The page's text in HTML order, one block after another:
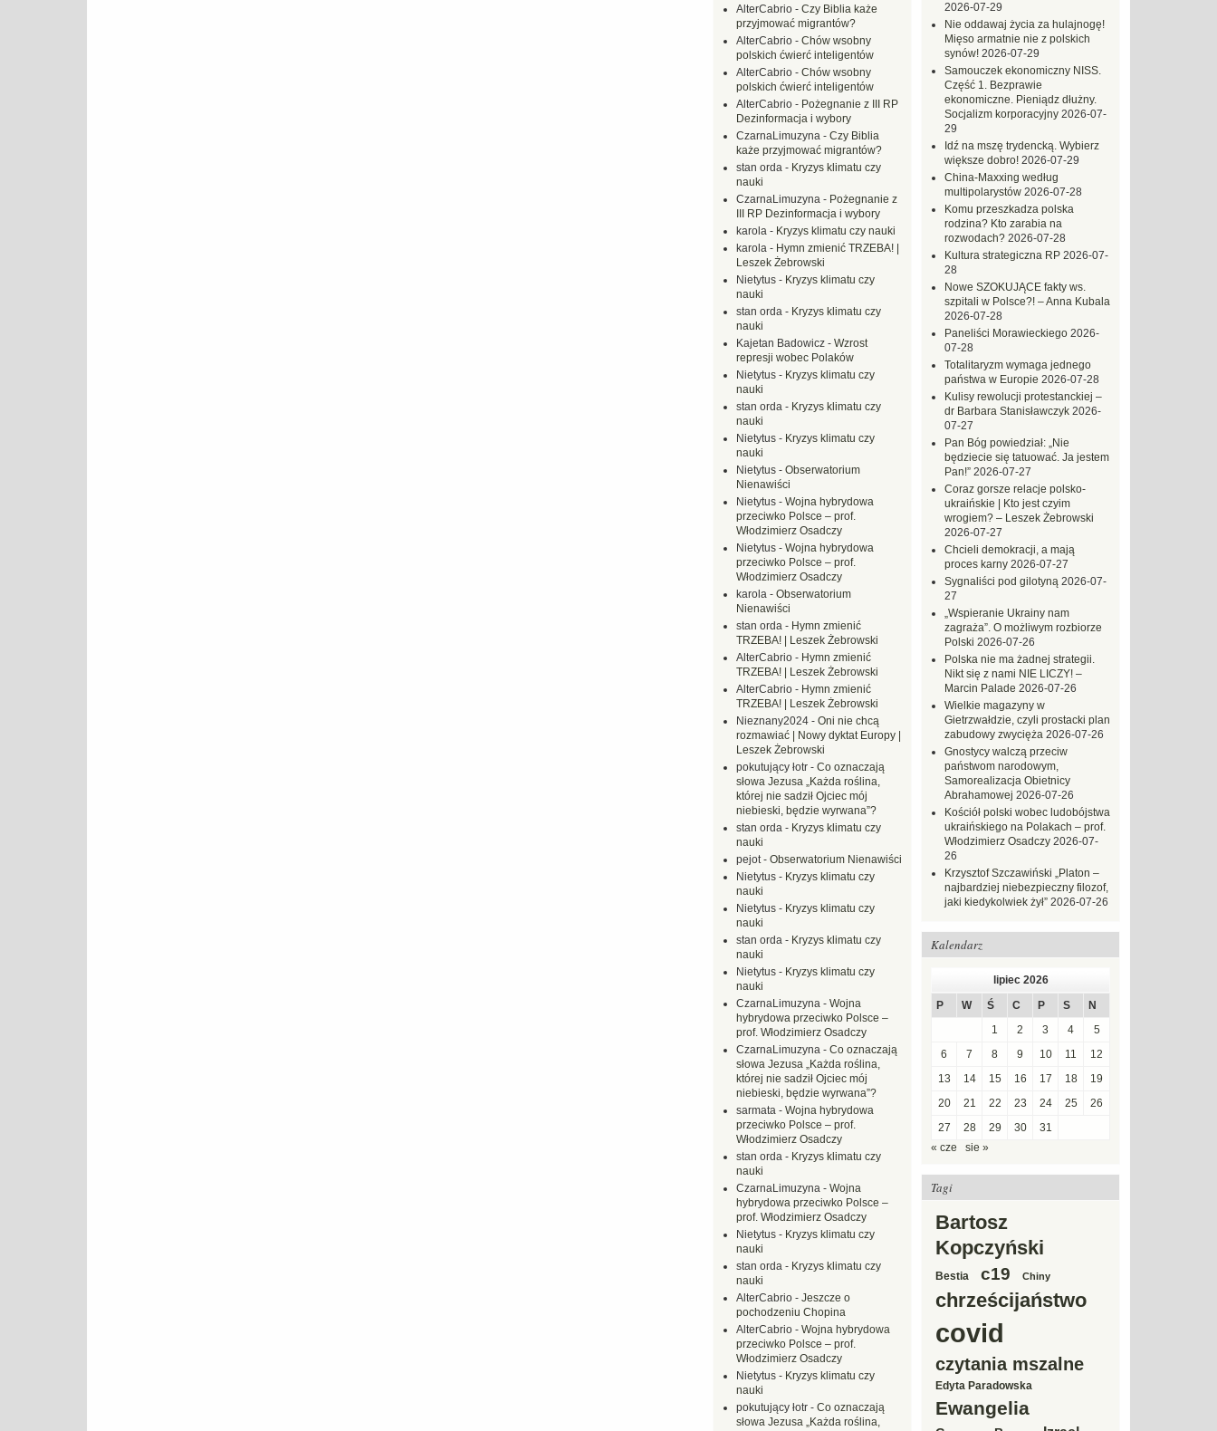
2026-07-29
Nie oddawaj życia za hulajnogę!
Mięso armatnie nie z polskich
synów! 2026-07-29
Samouczek ekonomiczny NISS.
Część 1. Bezprawie
ekonomiczne. Pieniądz dłużny.
Socjalizm korporacyjny 2026-07-
29
Idź na mszę trydencką. Wybierz
większe dobro! 2026-07-29
China-Maxxing według
multipolarystów 2026-07-28
Komu przeszkadza polska
rodzina? Kto zarabia na
rozwodach? 2026-07-28
Kultura strategiczna RP 2026-07-
28
Nowe SZOKUJĄCE fakty ws.
szpitali w Polsce?! – Anna Kubala
2026-07-28
Paneliści Morawieckiego 2026-
07-28
Totalitaryzm wymaga jednego
państwa w Europie 2026-07-28
Kulisy rewolucji protestanckiej –
dr Barbara Stanisławczyk 2026-
07-27
Pan Bóg powiedział: „Nie
będziecie się tatuować. Ja jestem
Pan!” 2026-07-27
Coraz gorsze relacje polsko-
ukraińskie | Kto jest czyim
wrogiem? – Leszek Żebrowski
2026-07-27
Chcieli demokracji, a mają
proces karny 2026-07-27
Sygnaliści pod gilotyną 2026-07-
27
„Wspieranie Ukrainy nam
zagraża”. O możliwym rozbiorze
Polski 2026-07-26
Polska nie ma żadnej strategii.
Nikt się z nami NIE LICZY! –
Marcin Palade 2026-07-26
Wielkie magazyny w
Gietrzwałdzie, czyli prostacki plan
zabudowy zwycięża 2026-07-26
Gnostycy walczą przeciw
państwom narodowym,
Samorealizacja Obietnicy
Abrahamowej 2026-07-26
Kościół polski wobec ludobójstwa
ukraińskiego na Polakach – prof.
Włodzimierz Osadczy 2026-07-
26
Krzysztof Szczawiński „Platon –
najbardziej niebezpieczny filozof,
jaki kiedykolwiek żył” 2026-07-26
Kalendarz
lipiec 2026
P
W Ś C P S
N
1
2 3 4
5
6
7 8 9 10 11
12
13
14 15 16 17 18
19
20
21 22 23 24 25
26
27
28 29 30
31
« cze
sie »
Tagi
Bartosz
Kopczyński
Bestia c19 Chiny
chrześcijaństwo
covid
czytania mszalne
Edyta Paradowska
Ewangelia
AlterCabrio - Czy Biblia każe
przyjmować migrantów?
AlterCabrio - Chów wsobny
polskich ćwierć inteligentów
AlterCabrio - Chów wsobny
polskich ćwierć inteligentów
AlterCabrio - Pożegnanie z III RP
Dezinformacja i wybory
CzarnaLimuzyna - Czy Biblia
każe przyjmować migrantów?
stan orda - Kryzys klimatu czy
nauki
CzarnaLimuzyna - Pożegnanie z
III RP Dezinformacja i wybory
karola - Kryzys klimatu czy nauki
karola - Hymn zmienić TRZEBA! |
Leszek Żebrowski
Nietytus - Kryzys klimatu czy
nauki
stan orda - Kryzys klimatu czy
nauki
Kajetan Badowicz - Wzrost
represji wobec Polaków
Nietytus - Kryzys klimatu czy
nauki
stan orda - Kryzys klimatu czy
nauki
Nietytus - Kryzys klimatu czy
nauki
Nietytus - Obserwatorium
Nienawiści
Nietytus - Wojna hybrydowa
przeciwko Polsce – prof.
Włodzimierz Osadczy
Nietytus - Wojna hybrydowa
przeciwko Polsce – prof.
Włodzimierz Osadczy
karola - Obserwatorium
Nienawiści
stan orda - Hymn zmienić
TRZEBA! | Leszek Żebrowski
AlterCabrio - Hymn zmienić
TRZEBA! | Leszek Żebrowski
AlterCabrio - Hymn zmienić
TRZEBA! | Leszek Żebrowski
Nieznany2024 - Oni nie chcą
rozmawiać | Nowy dyktat Europy |
Leszek Żebrowski
pokutujący łotr - Co oznaczają
słowa Jezusa „Każda roślina,
której nie sadził Ojciec mój
niebieski, będzie wyrwana”?
stan orda - Kryzys klimatu czy
nauki
pejot- Obserwatorium Nienawiści
Nietytus - Kryzys klimatu czy
nauki
Nietytus - Kryzys klimatu czy
nauki
stan orda - Kryzys klimatu czy
nauki
Nietytus - Kryzys klimatu czy
nauki
CzarnaLimuzyna - Wojna
hybrydowa przeciwko Polsce –
prof. Włodzimierz Osadczy
CzarnaLimuzyna - Co oznaczają
słowa Jezusa „Każda roślina,
której nie sadził Ojciec mój
niebieski, będzie wyrwana”?
sarmata - Wojna hybrydowa
przeciwko Polsce – prof.
Włodzimierz Osadczy
stan orda - Kryzys klimatu czy
nauki
CzarnaLimuzyna - Wojna
hybrydowa przeciwko Polsce –
prof. Włodzimierz Osadczy
Nietytus - Kryzys klimatu czy
nauki
stan orda - Kryzys klimatu czy
nauki
AlterCabrio - Jeszcze o
pochodzeniu Chopina
AlterCabrio - Wojna hybrydowa
przeciwko Polsce – prof.
Włodzimierz Osadczy
Nietytus - Kryzys klimatu czy
nauki
pokutujący łotr - Co oznaczają
słowa Jezusa „Każda roślina,